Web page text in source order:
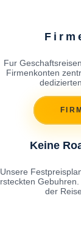
Fur
Firmenkonten
Keine
Unsere
der